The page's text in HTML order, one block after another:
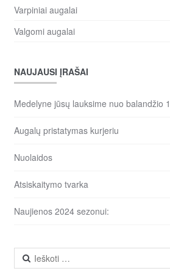
Varpiniai augalai
Valgomi augalai
NAUJAUSI ĮRAŠAI
Medelyne jūsų lauksime nuo balandžio
Augalų pristatymas kurjeriu
Nuolaidos
Atsiskaitymo tvarka
Naujienos 2024 sezonui:
Ieškoti: